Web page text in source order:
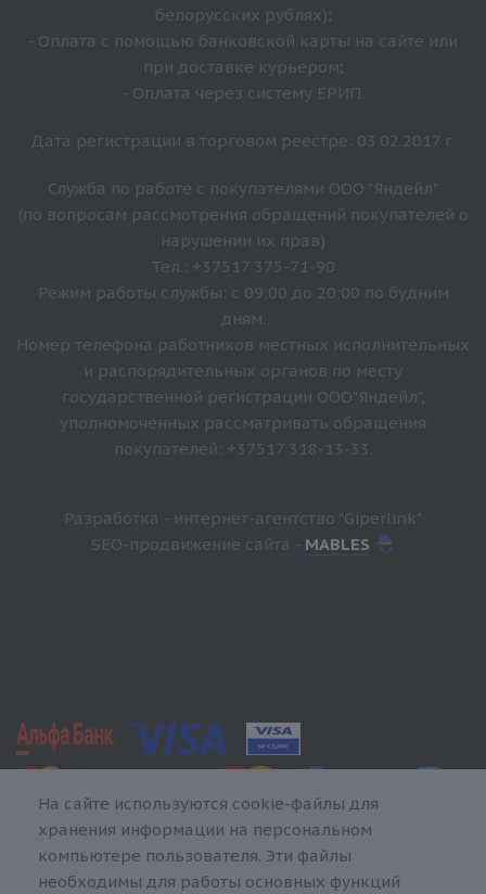
белорусских рублях);
- Оплата с помощью банковской карты на сайте или
при доставке курьером;
- Оплата через систему ЕРИП.
Дата регистрации в торговом реестре: 03.02.2017 г.
Служба по работе с покупателями ООО "Яндейл"
(по вопросам рассмотрения обращений покупателей о
нарушении их прав)
Тел.: +37517 375-71-90
Режим работы службы: с 09:00 до 20:00 по будним
дням.
Номер телефона работников местных исполнительных
и распорядительных органов по месту
государственной регистрации ООО"Яндейл",
уполномоченных рассматривать обращения
покупателей: +37517 318-13-33.
Разработка - интернет-агентство "Giperlink"
SEO-продвижение сайта - MABLES
На сайте используются cookie-файлы для
хранения информации на персональном
компьютере пользователя. Эти файлы
необходимы для работы основных функций